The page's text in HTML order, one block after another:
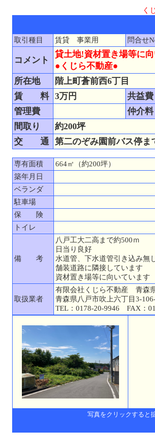
く
取引種目 賃貸 事業用 問合せ
コメント
貸土地!資材置き場等に向
●くじら不動産●
所在地
階上町蒼前西6丁目
賃 料 3万円 共益費
管理費
仲介料
間取り
約200坪
交 通 第二のぞみ園前バス停ま
専有面積 664㎡（約200坪）
築年月日
ベランダ
駐車場
保 険
トイレ
備 考
八戸工大二高まで約500ｍ
日当り良好
水道管、下水道管引き込み無
舗装道路に隣接しています
資材置き場等に向いています
取扱業者
有限会社くじら不動産 青森
青森県八戸市吹上六丁目3-
TEL：0178-20-9946 FAX：
写真をクリックする